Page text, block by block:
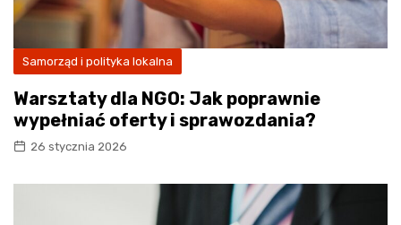
Samorząd i polityka lokalna
Warsztaty dla NGO: Jak poprawnie
wypełniać oferty i sprawozdania?
26 stycznia 2026